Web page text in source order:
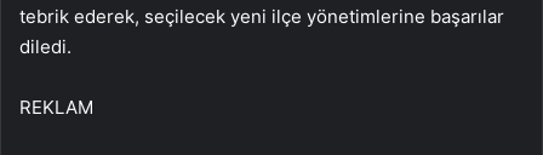
tebrik ederek, seçilecek yeni ilçe yönetimlerine başarılar
diledi.
REKLAM